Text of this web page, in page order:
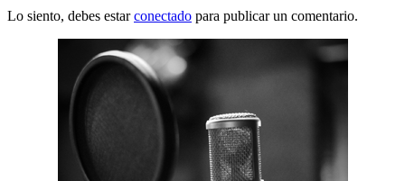
Lo siento, debes estarconectado para publicar un comentario.